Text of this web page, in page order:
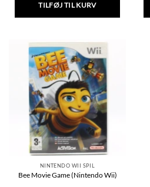
TILFØJ TIL KURV
NINTENDO WII SPIL
Bee Movie Game (Nintendo Wii)